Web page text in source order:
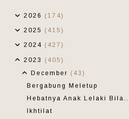
2026 (174)
2025 (415)
2024 (427)
2023 (405)
December (43)
Bergabung Meletup
Hebatnya Anak Lelaki Bila..
Ikhtilat